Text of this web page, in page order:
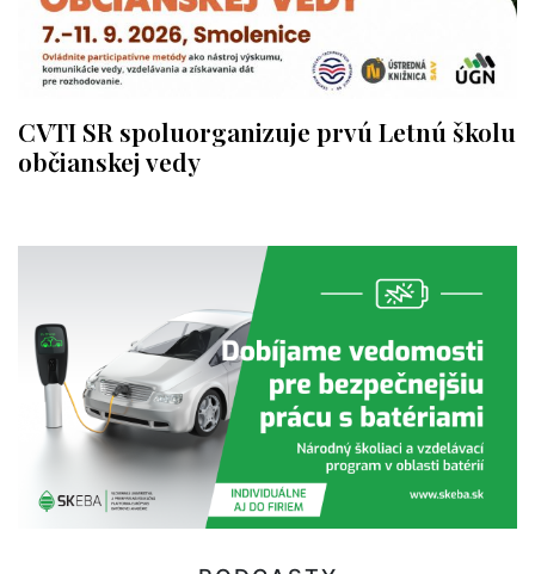
CVTI SR spoluorganizuje prvú Letnú školu
občianskej vedy